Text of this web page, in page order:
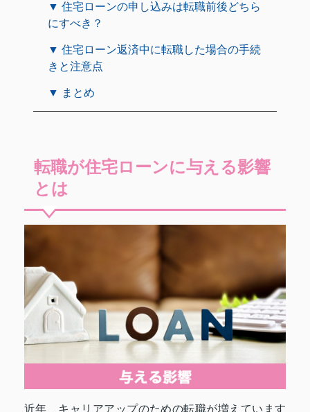
▼ 住宅ローンの申し込みは転職前後どちら
にすべき？
▼ 住宅ローン返済中に転職した場合の手続
きと注意点
▼ まとめ
転職が住宅ローンに与える影響
とは
近年、キャリアアップのための転職が増えています